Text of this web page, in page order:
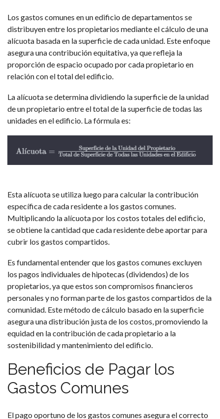
Los gastos comunes en un edificio de departamentos se
distribuyen entre los propietarios mediante el cálculo de una
alícuota basada en la superficie de cada unidad. Este enfoque
asegura una contribución equitativa, ya que refleja la
proporción de espacio ocupado por cada propietario en
relación con el total del edificio.
La alícuota se determina dividiendo la superficie de la unidad
de un propietario entre el total de la superficie de todas las
unidades en el edificio. La fórmula es:
Esta alícuota se utiliza luego para calcular la contribución
específica de cada residente a los gastos comunes.
Multiplicando la alícuota por los costos totales del edificio,
se obtiene la cantidad que cada residente debe aportar para
cubrir los gastos compartidos.
Es fundamental entender que los gastos comunes excluyen
los pagos individuales de hipotecas (dividendos) de los
propietarios, ya que estos son compromisos financieros
personales y no forman parte de los gastos compartidos de la
comunidad. Este método de cálculo basado en la superficie
asegura una distribución justa de los costos, promoviendo la
equidad en la contribución de cada propietario a la
sostenibilidad y mantenimiento del edificio.
Beneficios de Pagar los
Gastos Comunes
El pago oportuno de los gastos comunes asegura el correcto